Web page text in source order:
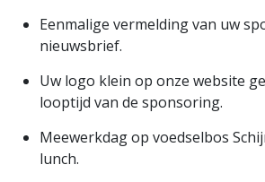
Eenmalige vermelding van uw
nieuwsbrief.
Uw logo klein op onze website
looptijd van de sponsoring.
Meewerkdag op voedselbos
lunch.